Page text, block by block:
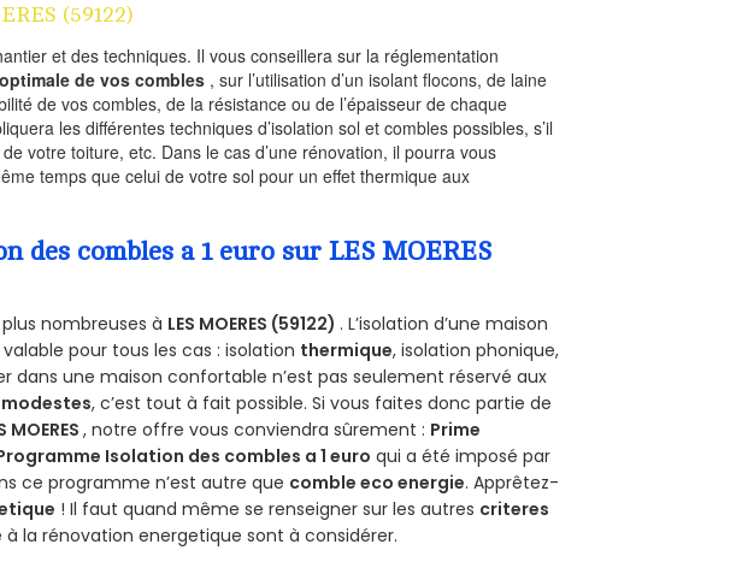
(59122)
et des techniques. Il vous conseillera sur la réglementation
de vos combles , sur l’utilisation d’un isolant flocons, de laine
de vos combles, de la résistance ou de l’épaisseur de chaque
les différentes techniques d’isolation sol et combles possibles, s’il
votre toiture, etc. Dans le cas d’une rénovation, il pourra vous
temps que celui de votre sol pour un effet thermique aux
des combles a 1 euro sur LES MOERES
nombreuses à LES MOERES (59122) . L’isolation d’une maison
pour tous les cas : isolation thermique, isolation phonique,
dans une maison confortable n’est pas seulement réservé aux
, c’est tout à fait possible. Si vous faites donc partie de
MOERES, notre offre vous conviendra sûrement : Prime
Isolation des combles a 1 euro qui a été imposé par
ce programme n’est autre que comble eco energie. Apprêtez-
! Il faut quand même se renseigner sur les autres criteres
à la rénovation energetique sont à considérer.